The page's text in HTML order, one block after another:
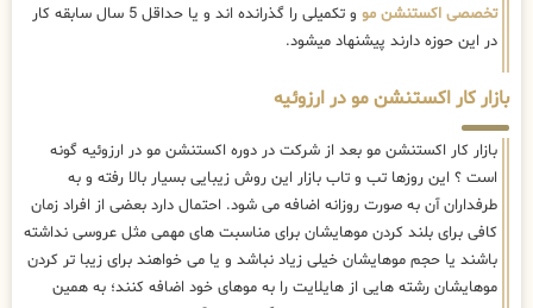
تخصصی اکستنشن مو
و تکمیلی را گذرانده اند و یا حداقل 5 سال سابقه کار
در این حوزه دارند پیشنهاد میشود.
بازار کار اکستنشن مو در ارزوئیه
بازار کار اکستنشن مو بعد از شرکت در دوره اکستنشن مو در ارزوئیه گونه
است ؟ این روزها تب و تاب بازار این روش زیبایی بسیار بالا رفته و به
طرفداران آن به صورت روزانه اضافه می شود. احتمال دارد بعضی از افراد زمان
کافی برای بلند کردن موهایشان برای مناسبت های مهمی مثل عروسی نداشته
باشند یا حجم موهایشان خیلی زیاد نباشد و یا می خواهند برای زیبا تر کردن
موهایشان رشته هایی از هایلایت را به موهای خود اضافه کنند؛ به همین